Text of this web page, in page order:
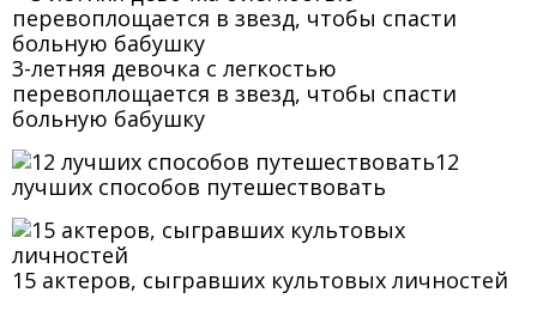
3-летняя девочка с легкостью
перевоплощается в звезд, чтобы спасти
больную бабушку
12
лучших способов путешествовать
15 актеров, сыгравших культовых личностей